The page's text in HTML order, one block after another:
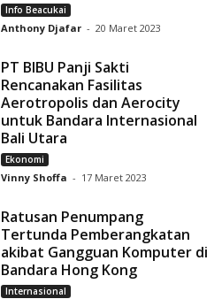
Info Beacukai
Anthony Djafar - 20 Maret 2023
PT BIBU Panji Sakti
Rencanakan Fasilitas
Aerotropolis dan Aerocity
untuk Bandara Internasional
Bali Utara
Ekonomi
Vinny Shoffa - 17 Maret 2023
Ratusan Penumpang
Tertunda Pemberangkatan
akibat Gangguan Komputer di
Bandara Hong Kong
Internasional